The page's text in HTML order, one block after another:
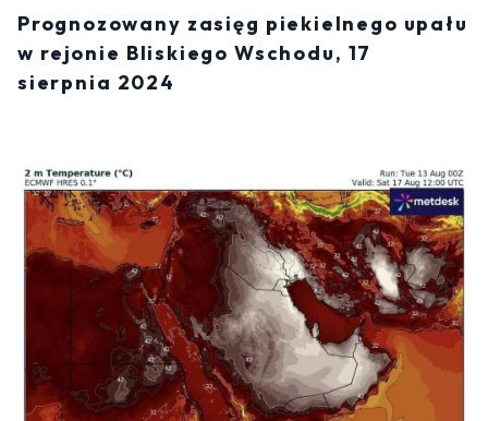
Prognozowany zasięg piekielnego upału
w rejonie Bliskiego Wschodu, 17
sierpnia 2024